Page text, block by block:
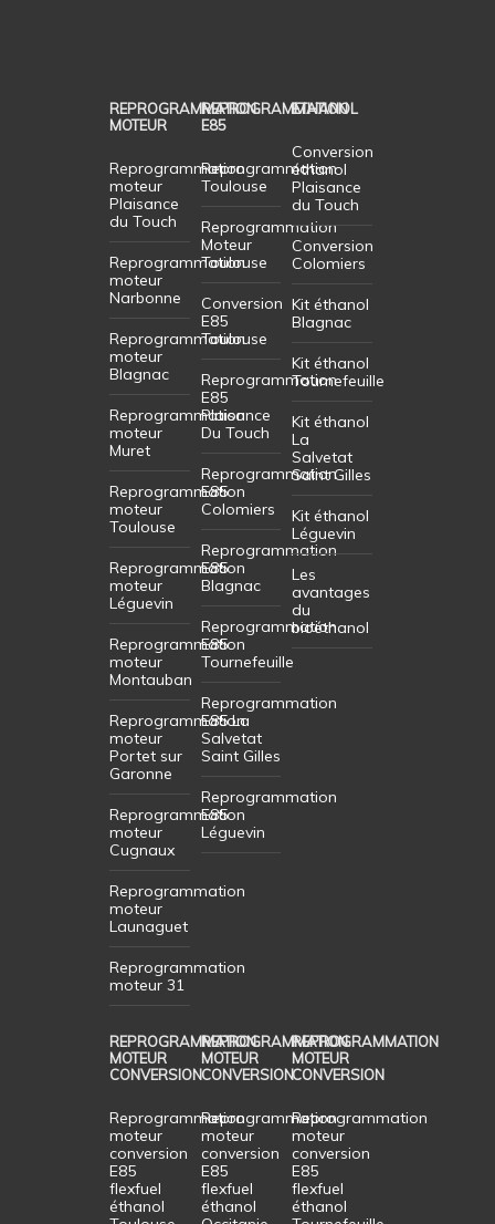
REPROGRAMMATION
MOTEUR
Reprogrammation
moteur
Plaisance
du Touch
Reprogrammation
moteur
Narbonne
Reprogrammation
moteur
Blagnac
Reprogrammation
moteur
Muret
Reprogrammation
moteur
Toulouse
Reprogrammation
moteur
Léguevin
Reprogrammation
moteur
Montauban
Reprogrammation
moteur
Portet sur
Garonne
Reprogrammation
moteur
Cugnaux
Reprogrammation
moteur
Launaguet
Reprogrammation
moteur 31
REPROGRAMMATION
E85
Reprogrammation
Toulouse
Reprogrammation
Moteur
Toulouse
Conversion
E85
Toulouse
Reprogrammation
E85
Plaisance
Du Touch
Reprogrammation
E85
Colomiers
Reprogrammation
E85
Blagnac
Reprogrammation
E85
Tournefeuille
Reprogrammation
E85 La
Salvetat
Saint Gilles
Reprogrammation
E85
Léguevin
ETHANOL
Conversion
éthanol
Plaisance
du Touch
Conversion
Colomiers
Kit éthanol
Blagnac
Kit éthanol
Tournefeuille
Kit éthanol
La
Salvetat
Saint Gilles
Kit éthanol
Léguevin
Les
avantages
du
bioéthanol
REPROGRAMMATION
MOTEUR
CONVERSION
Reprogrammation
moteur
conversion
E85
flexfuel
éthanol
REPROGRAMMATION
MOTEUR
CONVERSION
Reprogrammation
moteur
conversion
E85
flexfuel
éthanol
REPROGRAMMATION
MOTEUR
CONVERSION
Reprogrammation
moteur
conversion
E85
flexfuel
éthanol